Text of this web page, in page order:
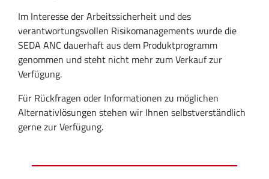
Im Interesse der Arbeitssicherheit und des
verantwortungsvollen Risikomanagements wurde die
SEDA ANC dauerhaft aus dem Produktprogramm
genommen und steht nicht mehr zum Verkauf zur
Verfügung.
Für Rückfragen oder Informationen zu möglichen
Alternativlösungen stehen wir Ihnen selbstverständlich
gerne zur Verfügung.